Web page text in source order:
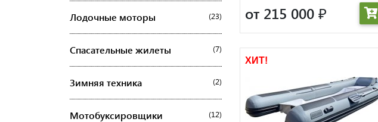
Лодочные моторы (23)
Спасательные жилеты (7)
Зимняя техника (2)
Мотобуксировщики (12)
от 215 000 ₽
ХИТ!